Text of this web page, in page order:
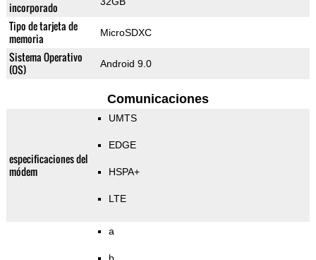
incorporado
Tipo de tarjeta de
memoria
MicroSDXC
Sistema Operativo
(OS)
Android 9.0
Comunicaciones
especificaciones del
módem
UMTS
EDGE
HSPA+
LTE
a